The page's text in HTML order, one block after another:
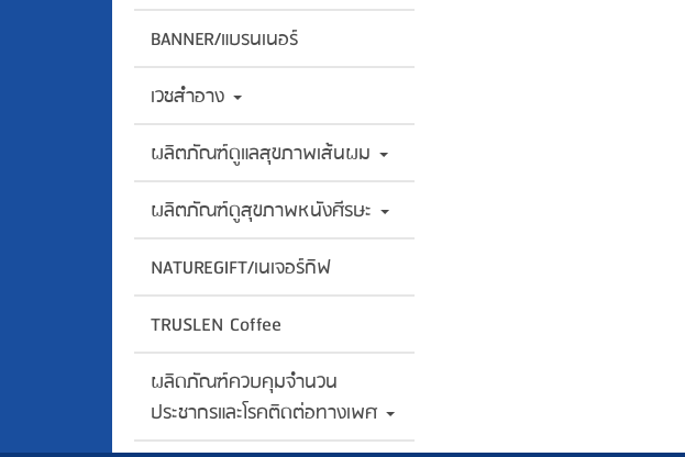
BANNER/แบรนเนอร์
เวชสำอาง
ผลิตภัณฑ์ดูแลสุขภาพเส้นผม
ผลิตภัณฑ์ดูสุขภาพหนังศีรษะ
NATUREGIFT/เนเจอร์กิฟ
TRUSLEN Coffee
ผลิดภัณฑ์ควบคุมจำนวน
ประชากรและโรคติดต่อทางเพศ